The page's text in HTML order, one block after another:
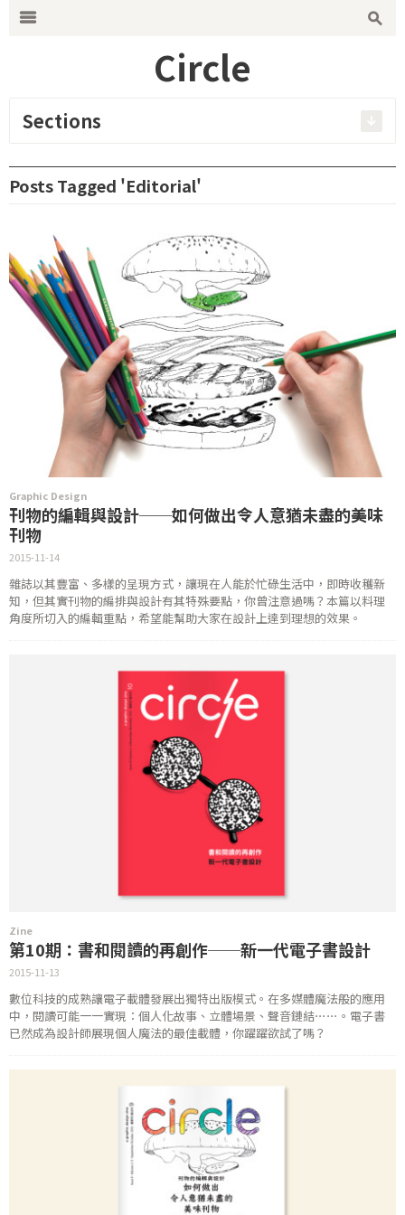
s
m
Circle
Sections
Posts Tagged 'Editorial'
Graphic Design
刊物的編輯與設計──如何做出令人意猶未盡的美味
刊物
2015-11-14
雜誌以其豐富、多樣的呈現方式，讓現在人能於忙碌生活中，即時收穫新
知，但其實刊物的編排與設計有其特殊要點，你曾注意過嗎？本篇以料理
角度所切入的編輯重點，希望能幫助大家在設計上達到理想的效果。
Zine
第10期：書和閱讀的再創作──新一代電子書設計
2015-11-13
數位科技的成熟讓電子載體發展出獨特出版模式。在多媒體魔法般的應用
中，閱讀可能一一實現：個人化故事、立體場景、聲音鏈結⋯⋯。電子書
已然成為設計師展現個人魔法的最佳載體，你躍躍欲試了嗎？